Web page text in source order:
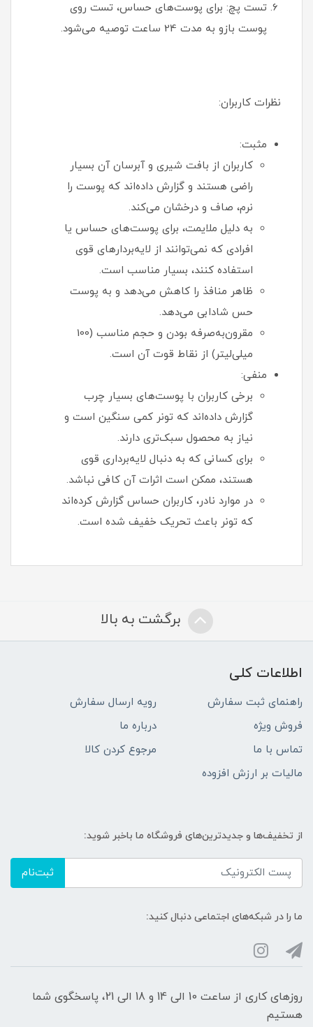
تست پچ: برای پوست‌های حساس، تست روی
پوست بازو به مدت 24 ساعت توصیه می‌شود.
نظرات کاربران:
مثبت:
کاربران از بافت شیری و آبرسان آن بسیار
راضی هستند و گزارش داده‌اند که پوست را
نرم، صاف و درخشان می‌کند.
به دلیل ملایمت، برای پوست‌های حساس یا
افرادی که نمی‌توانند از لایه‌بردارهای قوی
استفاده کنند، بسیار مناسب است.
ظاهر منافذ را کاهش می‌دهد و به پوست
حس شادابی می‌دهد.
مقرون‌به‌صرفه بودن و حجم مناسب (100
میلی‌لیتر) از نقاط قوت آن است.
منفی:
برخی کاربران با پوست‌های بسیار چرب
گزارش داده‌اند که تونر کمی سنگین است و
نیاز به محصول سبک‌تری دارند.
برای کسانی که به دنبال لایه‌برداری قوی
هستند، ممکن است اثرات آن کافی نباشد.
در موارد نادر، کاربران حساس گزارش کرده‌اند
که تونر باعث تحریک خفیف شده است.
برگشت به بالا
اطلاعات کلی
راهنمای ثبت سفارش
رویه ارسال سفارش
فروش ویژه
درباره ما
تماس با ما
مرجوع کردن کالا
مالیات بر ارزش افزوده
از تخفیف‌ها و جدیدترین‌های فروشگاه ما باخبر شوید:
ثبت‌نام
ما را در شبکه‌های اجتماعی دنبال کنید:
روزهای کاری از ساعت 10 الی 14 و 18 الی 21، پاسخگوی شما
هستیم